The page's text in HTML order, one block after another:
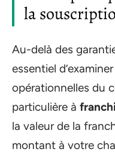
la
Au-delà des
essentiel
opérationnelles du
particulière à
la valeur de la
montant à votre